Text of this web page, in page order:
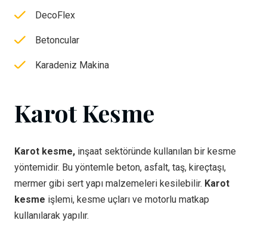
DecoFlex
Betoncular
Karadeniz Makina
Karot Kesme
Karot kesme, inşaat sektöründe kullanılan bir kesme
yöntemidir. Bu yöntemle beton, asfalt, taş, kireçtaşı,
mermer gibi sert yapı malzemeleri kesilebilir. Karot
kesme işlemi, kesme uçları ve motorlu matkap
kullanılarak yapılır.